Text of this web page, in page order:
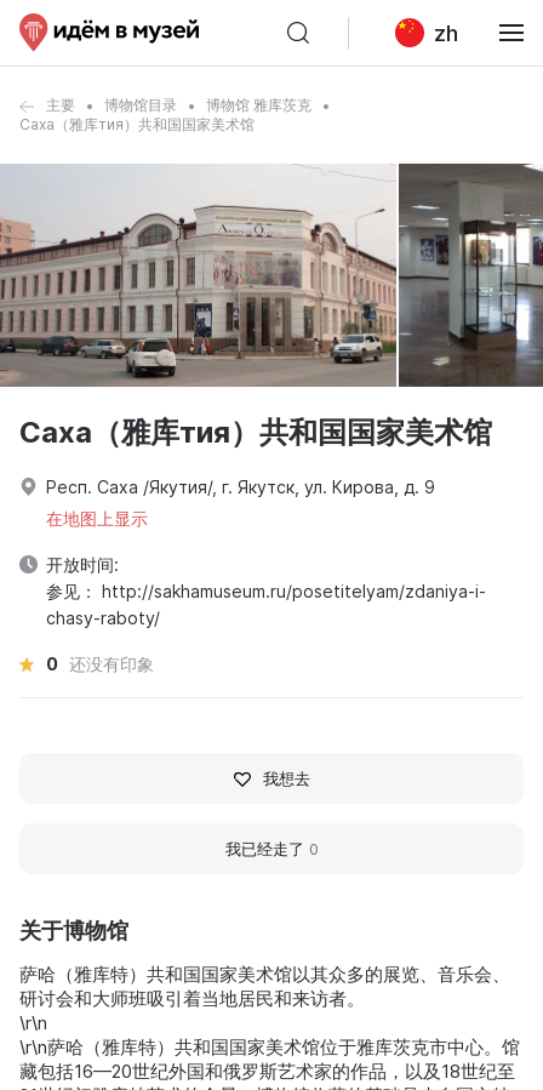
zh
主要 博物馆目录
博物馆 雅库茨克
Саха（雅库тия）共和国国家美术馆
关于博物馆
萨哈（雅库特）共和国国家美术馆以其众多的展览、音乐会、
研讨会和大师班吸引着当地居民和来访者。
\r\n
\r\n萨哈（雅库特）共和国国家美术馆位于雅库茨克市中心。馆
藏包括16—20世纪外国和俄罗斯艺术家的作品，以及18世纪至
Саха（雅库тия）共和国国家美术馆
Респ. Саха /Якутия/, г. Якутск, ул. Кирова, д. 9
在地图上显示
开放时间:
参见： http://sakhamuseum.ru/posetitelyam/zdaniya-i-
chasy-raboty/
0 还没有印象
我想去
我已经走了 0